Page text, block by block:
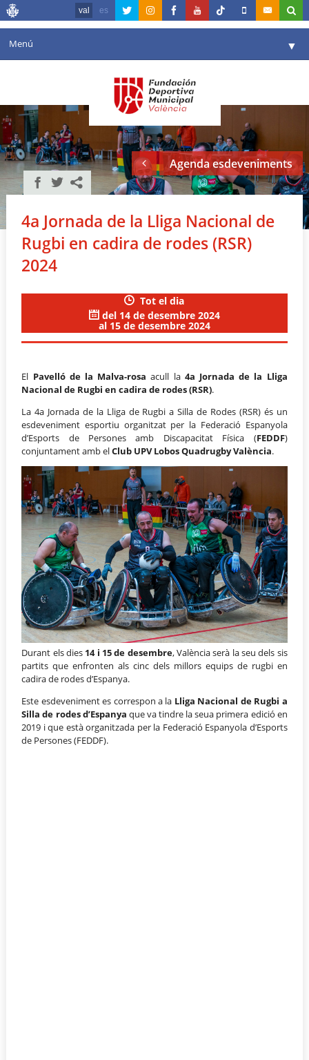
val es
Menú ▼
Agenda
Instal·lacions
Comunicació ▼
València en esport
Portal de Transparència
Reserves
Agenda esdeveniments
4a Jornada de la Lliga Nacional de
Rugbi en cadira de rodes (RSR)
2024
Tot el dia
del 14 de desembre 2024
al 15 de desembre 2024
El Pavelló de la Malva-rosa acull la 4a Jornada de la Lliga
Nacional de Rugbi en cadira de rodes (RSR).
La 4a Jornada de la Lliga de Rugbi a Silla de Rodes (RSR) és un
esdeveniment esportiu organitzat per la Federació Espanyola
d’Esports de Persones amb Discapacitat Física (FEDDF)
conjuntament amb elClub UPV Lobos Quadrugby València.
Durant els dies 14 i 15 de desembre, València serà la seu dels sis
partits que enfronten als cinc dels millors equips de rugbi en
cadira de rodes d’Espanya.
Este esdeveniment es correspon a la Lliga Nacional de Rugbi a
Silla de rodes d’Espanya que va tindre la seua primera edició en
2019 i que està organitzada per la Federació Espanyola d’Esports
de Persones (FEDDF).